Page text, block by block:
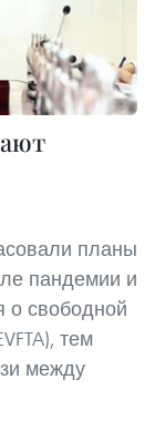
планы
пандемии и
о свободной
тем
между